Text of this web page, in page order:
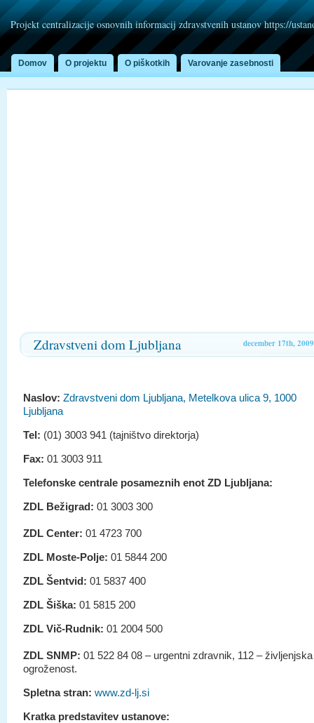
Projekt centralizacije osnovnih informacij zdravstvenih ustanov https://
Domov O projektu O piškotkih Varovanje zasebnosti
december 17th, 2009
Zdravstveni dom Ljubljana
Naslov: Zdravstveni dom Ljubljana, Metelkova ulica 9, 1000
Ljubljana
Tel: (01) 3003 941 (tajništvo direktorja)
Fax: 01 3003 911
Telefonske centrale posameznih enot ZD Ljubljana:
ZDL Bežigrad: 01 3003 300
ZDL Center: 01 4723 700
ZDL Moste-Polje: 01 5844 200
ZDL Šentvid: 01 5837 400
ZDL Šiška: 01 5815 200
ZDL Vič-Rudnik: 01 2004 500
ZDL SNMP: 01 522 84 08 – urgentni zdravnik, 112 – življenjska
ogroženost.
Spletna stran: www.zd-lj.si
Kratka predstavitev ustanove: